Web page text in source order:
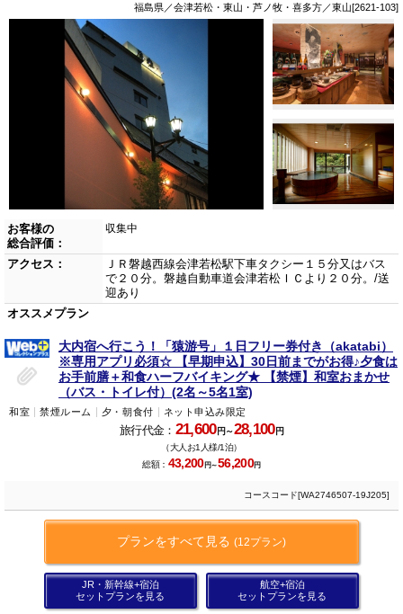
福島県／会津若松・東山・芦ノ牧・喜多方／東山[2621-103]
お客様の
総合評価：
収集中
アクセス：
ＪＲ磐越西線会津若松駅下車タクシー１５分又はバス
で２０分。磐越自動車道会津若松ＩＣより２０分。/送
迎あり
オススメプラン
大内宿へ行こう！「猿游号」１日フリー券付き（akatabi）
※専用アプリ必須☆ 【早期申込】30日前までがお得♪夕食は
お手前膳＋和食ハーフバイキング★ 【禁煙】和室おまかせ
（バス・トイレ付）(2名～5名1室)
和室 禁煙ルーム 夕・朝食付 ネット申込み限定
旅行代金： 21,600円～28,100円
（大人お1人様/1泊）
総額： 43,200円～56,200円
コースコード[WA2746507-19J205]
プランをすべて見る (12プラン)
JR・新幹線+宿泊
セットプランを見る
航空+宿泊
セットプランを見る